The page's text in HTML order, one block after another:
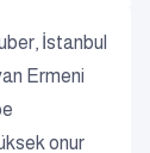
İstanbul
Ermeni
onur